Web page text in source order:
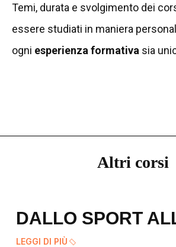
Temi, durata e svolgimento dei
essere studiati in maniera
ogni esperienza formativa sia
Altri corsi
DALLO SPORT
LEGGI DI PIÙ